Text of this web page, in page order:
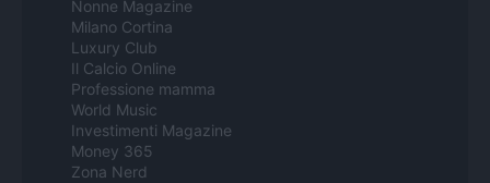
Nonne Magazine
Milano Cortina
Luxury Club
Il Calcio Online
Professione mamma
World Music
Investimenti Magazine
Money 365
Zona Nerd